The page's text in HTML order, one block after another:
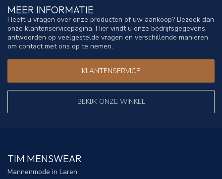
MEER INFORMATIE
Heeft u vragen over onze producten of uw aankoop? Bezoek dan
onze klantenservicepagina. Hier vindt u onze bedrijfsgegevens,
antwoorden op veelgestelde vragen en verschillende manieren
om contact met ons op te nemen.
KLANTENSERVICE
BEKIJK ONZE WINKEL
TIM MENSWEAR
Mannenmode in Laren